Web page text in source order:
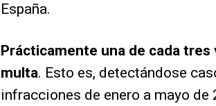
España.
Prácticamente una de cada
multa. Esto es, detectándose
infracciones de enero a mayo